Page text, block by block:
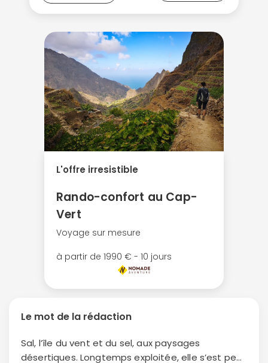
L'offre irresistible
Rando-confort au Cap-
Vert
Voyage sur mesure
à partir de 1990 € - 10 jours
Le mot de la rédaction
Sal, l’île du vent et du sel, aux paysages
désertiques. Longtemps exploitée, elle s’est peu